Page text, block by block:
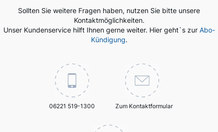
Sollten Sie weitere Fragen haben, nutzen Sie bitte unsere
Kontaktmöglichkeiten.
Unser Kundenservice hilft Ihnen gerne weiter. Hier geht`s zur Abo-
Kündigung.
06221 519-1300 Zum Kontaktformular